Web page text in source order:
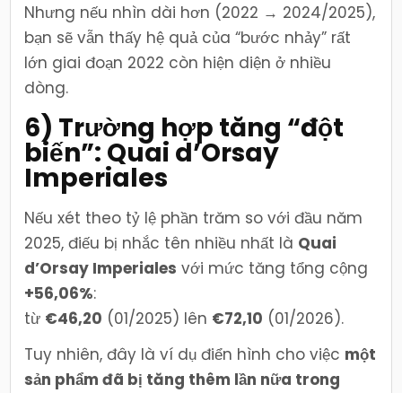
Nhưng nếu nhìn dài hơn (2022 → 2024/2025),
bạn sẽ vẫn thấy hệ quả của “bước nhảy” rất
lớn giai đoạn 2022 còn hiện diện ở nhiều
dòng.
6) Trường hợp tăng “đột
biến”: Quai d’Orsay
Imperiales
Nếu xét theo tỷ lệ phần trăm so với đầu năm
2025, điếu bị nhắc tên nhiều nhất là Quai
d’Orsay Imperiales với mức tăng tổng cộng
+56,06%:
từ €46,20 (01/2025) lên €72,10 (01/2026).
Tuy nhiên, đây là ví dụ điển hình cho việc một
sản phẩm đã bị tăng thêm lần nữa trong